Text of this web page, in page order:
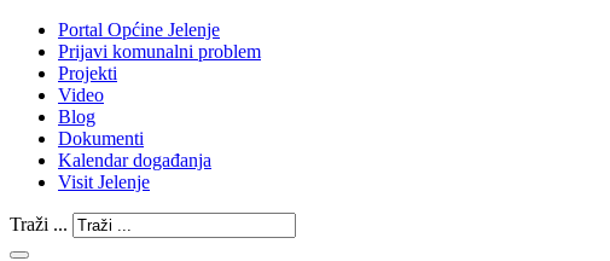
Portal Općine Jelenje
Prijavi komunalni problem
Projekti
Video
Blog
Dokumenti
Kalendar događanja
Visit Jelenje
Traži ...